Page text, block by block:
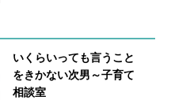
いくらいっても言うこと
をきかない次男～子育て
相談室